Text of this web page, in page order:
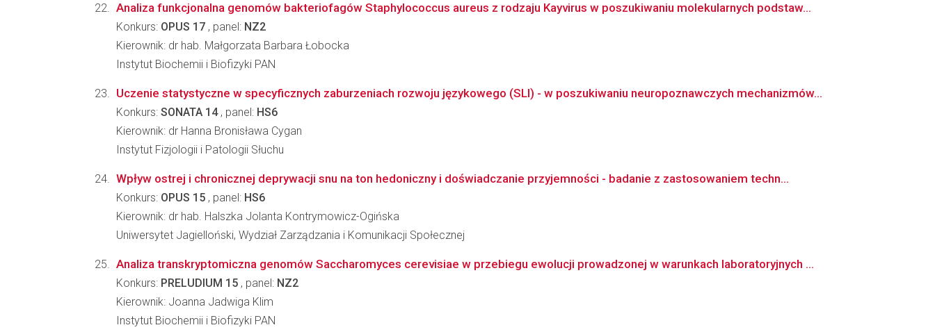
Analiza funkcjonalna genomów bakteriofagów Staphylococcus aureus z rodzaju Kayvirus w poszukiwaniu molekularnych podstaw...
Konkurs: OPUS 17 , panel: NZ2
Kierownik: dr hab. Małgorzata Barbara Łobocka
Instytut Biochemii i Biofizyki PAN
Uczenie statystyczne w specyficznych zaburzeniach rozwoju językowego (SLI) - w poszukiwaniu neuropoznawczych mechanizmów...
Konkurs: SONATA 14, panel: HS6
Kierownik: dr Hanna Bronisława Cygan
Instytut Fizjologii i Patologii Słuchu
Wpływ ostrej i chronicznej deprywacji snu na ton hedoniczny i doświadczanie przyjemności - badanie z zastosowaniem techn...
Konkurs: OPUS 15 , panel: HS6
Kierownik: dr hab. Halszka Jolanta Kontrymowicz-Ogińska
Uniwersytet Jagielloński, Wydział Zarządzania i Komunikacji Społecznej
Analiza transkryptomiczna genomów Saccharomyces cerevisiae w przebiegu ewolucji prowadzonej w warunkach laboratoryjnych ...
Konkurs: PRELUDIUM 15 , panel: NZ2
Kierownik: Joanna Jadwiga Klim
Instytut Biochemii i Biofizyki PAN